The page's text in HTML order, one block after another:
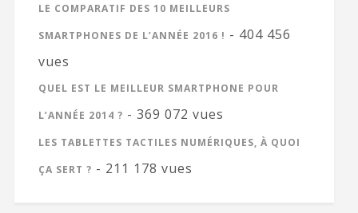
LE COMPARATIF DES 10 MEILLEURS
SMARTPHONES DE L’ANNÉE 2016 ! - 404 456
vues
QUEL EST LE MEILLEUR SMARTPHONE POUR
L’ANNÉE 2014 ? - 369 072 vues
LES TABLETTES TACTILES NUMÉRIQUES, À QUOI
ÇA SERT ? - 211 178 vues